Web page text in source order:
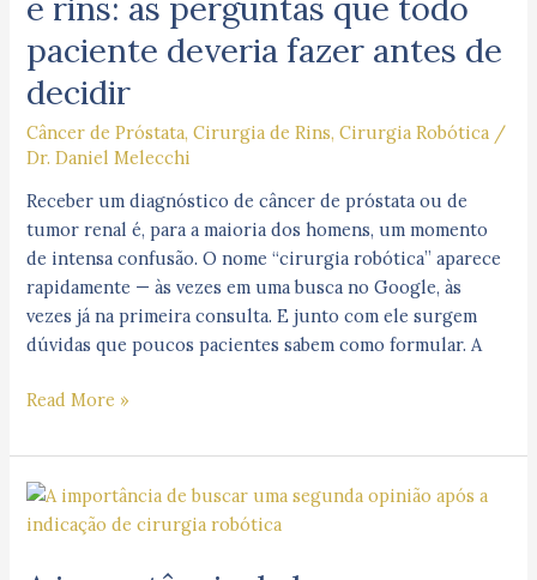
paciente deveria fazer antes de
decidir
Câncer de Próstata,Cirurgia de Rins,Cirurgia Robótica /
Dr. Daniel Melecchi
Receber um diagnóstico de câncer de próstata ou de
tumor renal é, para a maioria dos homens, um momento
de intensa confusão. O nome “cirurgia robótica” aparece
rapidamente — às vezes em uma busca no Google, às
vezes já na primeira consulta. E junto com ele surgem
dúvidas que poucos pacientes sabem como formular. A
e
rins:
as
perguntas
que
todo
paciente
fazer
antes
de
decidir
Read More »
A
importância